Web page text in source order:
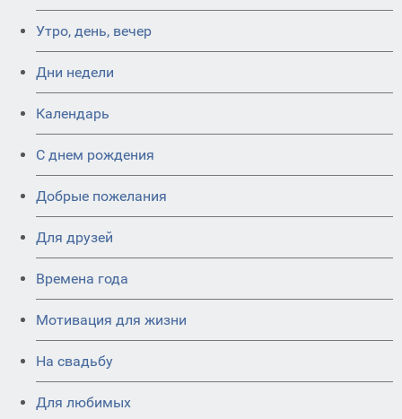
Утро, день, вечер
Дни недели
Календарь
C днем рождения
Добрые пожелания
Для друзей
Времена года
Мотивация для жизни
На свадьбу
Для любимых